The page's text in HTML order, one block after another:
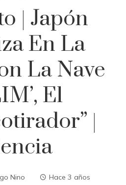
| Japón
En La
La Nave
El
|
Nino Hace 3 años